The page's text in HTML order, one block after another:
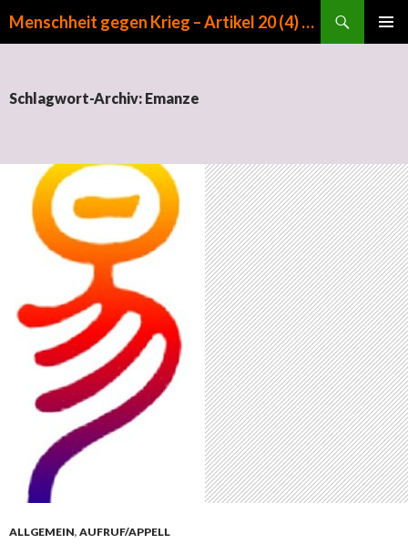
Menschheit gegen Krieg – Artikel 20 (4) GG
Schlagwort-Archiv: Emanze
ALLGEMEIN, AUFRUF/APPELL